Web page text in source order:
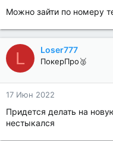
Можно зайти по номеру
L Loser777
ПокерПро🥈
17 Июн 2022
Придется делать на
нестыкался